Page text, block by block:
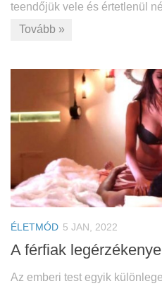
teendőjük vele és értetlenül
Tovább »
ÉLETMÓD 5 JAN, 2022
A férfiak
Az emberi test egyik